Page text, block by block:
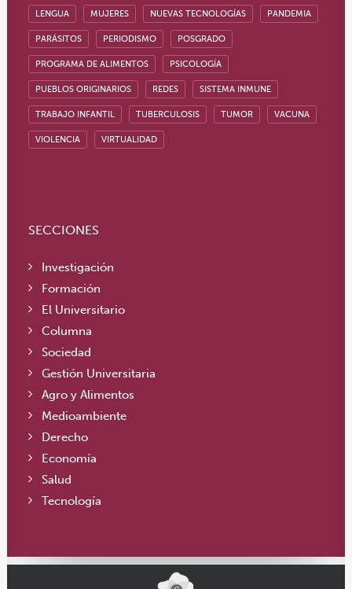
LENGUA MUJERES NUEVAS TECNOLOGÍAS PANDEMIA
PARÁSITOS PERIODISMO POSGRADO
PROGRAMA DE ALIMENTOS PSICOLOGÍA
PUEBLOS ORIGINARIOS REDES SISTEMA INMUNE
TRABAJO INFANTIL TUBERCULOSIS TUMOR VACUNA
VIOLENCIA VIRTUALIDAD
SECCIONES
Investigación
Formación
El Universitario
Columna
Sociedad
Gestión Universitaria
Agro y Alimentos
Medioambiente
Derecho
Economía
Salud
Tecnología